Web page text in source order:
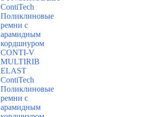
ContiTech
Поликлиновые
ремни с
арамидным
кордшнуром
CONTI-V
MULTIRIB
ELAST
ContiTech
Поликлиновые
ремни с
арамидным